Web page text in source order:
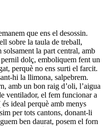
que ens el desossin.
sobre la taula de treball,
la part central, amb
dolç, emboliquem fent un
perquè no ens surti el farcit.
hi la llimona, salpebrem.
amb un bon raig d’oli, l’aigua
ventilador, el fem funcionar a
ideal perquè amb menys
per tots cantons, donant-li
ben daurat, posem el forn